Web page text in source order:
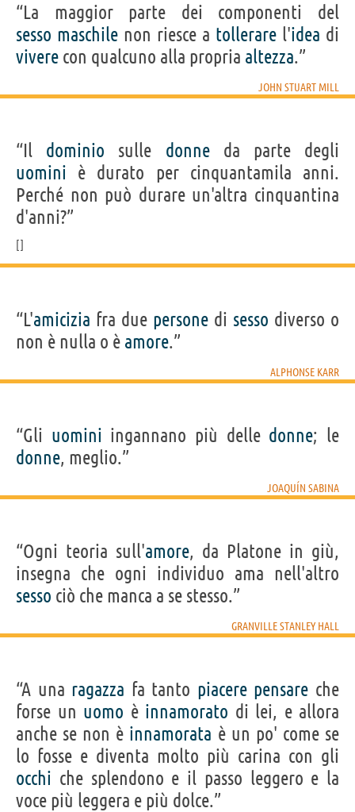
“La maggior parte dei componenti del
sesso maschile non riesce a tollerare l'idea di
vivere con qualcuno alla propria altezza.”
JOHN STUART MILL
“Il dominio sulle donneda parte degli
uomini è durato per cinquantamila anni.
Perché non può durare un'altra cinquantina
d'anni?”
“L'amicizia fra due persone di sesso diverso o
non è nulla o è amore.”
ALPHONSE KARR
“Gli uomini ingannano più delle donne; le
donne, meglio.”
JOAQUÍN SABINA
“Ogni teoria sull'amore, da Platone in giù,
insegna che ogni individuo ama nell'altro
sesso ciò che manca a se stesso.”
GRANVILLE STANLEY HALL
“A una ragazza fa tanto piacere pensare che
forse un uomo è innamorato di lei, e allora
anche se non è innamorata è un po' come se
lo fosse e diventa molto più carina con gli
occhi che splendono e il passo leggero e la
voce più leggera e più dolce.”